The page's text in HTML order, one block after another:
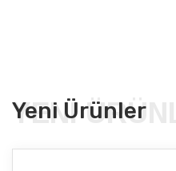
YENI
Yeni Ürünler